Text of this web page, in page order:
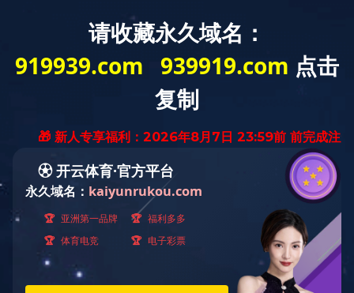
网站首页
展品介绍
米兰游戏官网
企业资讯
合作单位
人才招聘
展品介绍
变速器展品
你所在的位置：网站首页>展品介绍
在线登录汽车变速器展品-亚克力展示